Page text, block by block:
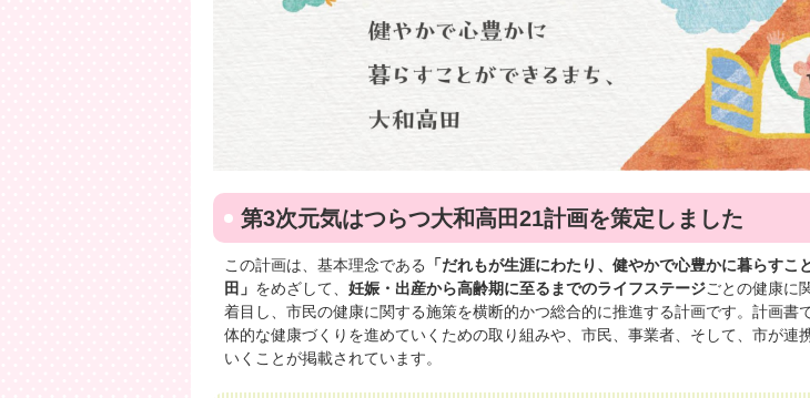
第3次元気はつらつ大和高田21計画を策定しました
この計画は、基本理念である
「だれもが生涯にわたり、健やかで心豊かに暮らすこ
田」 をめざして、 妊娠・出産から高齢期に至るまでのライフステージごとの健康に
着目し、市民の健康に関する施策を横断的かつ総合的に推進する計画です。計画書
体的な健康づくりを進めていくための取り組みや、市民、事業者、そして、市が連
いくことが掲載されています。